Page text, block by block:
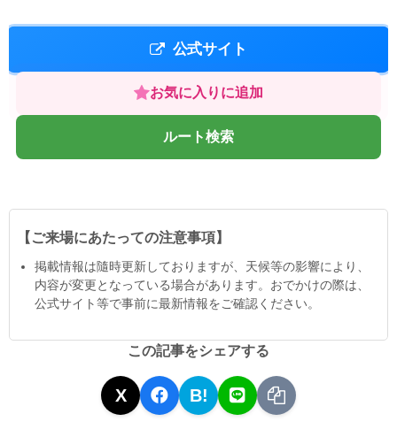
公式サイト
お気に入りに追加
ルート検索
【ご来場にあたっての注意事項】
掲載情報は隨時更新しておりますが、天候等の影響により、
内容が変更となっている場合があります。おでかけの際は、
公式サイト等で事前に最新情報をご確認ください。
この記事をシェアする
X B!